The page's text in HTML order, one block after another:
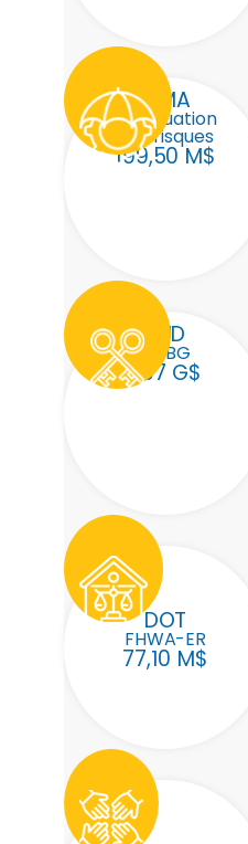
FEMA
Atténuation
des risques
199,50 M$
HUD
CDBG
1,07 G$
DOT
FHWA-ER
77,10 M$